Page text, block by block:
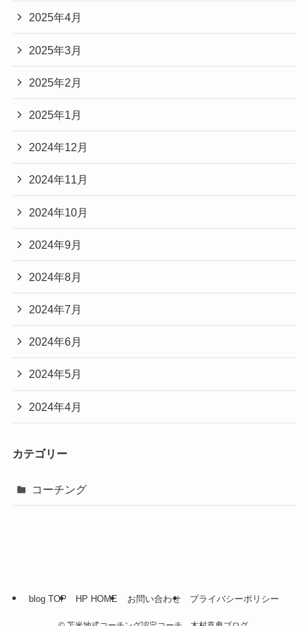
2025年4月
2025年3月
2025年2月
2025年1月
2024年12月
2024年11月
2024年10月
2024年9月
2024年8月
2024年7月
2024年6月
2024年5月
2024年4月
カテゴリー
コーチング
blog TOP HP HOME お問い合わせ プライバシーポリシー